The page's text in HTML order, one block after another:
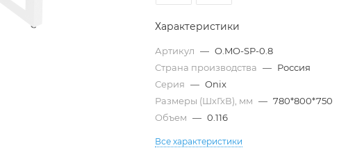
Характеристики
Артикул — O.MO-SP-0.8
Страна производства — Россия
Серия — Onix
Размеры (ШхГхВ), мм — 780*800*750
Объем — 0.116
Все характеристики